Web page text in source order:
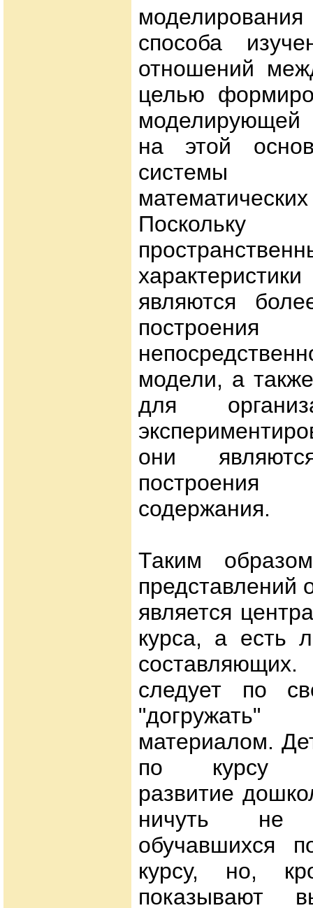
способа
отношений
целью
на этой
системы
являются
модели, а
для
они
построения
содержания.
Таким
представлений
является
курса, а есть
следует по
материалом.
по курсу
развитие
ничуть не
обучавшихся
курсу, но,
показывают